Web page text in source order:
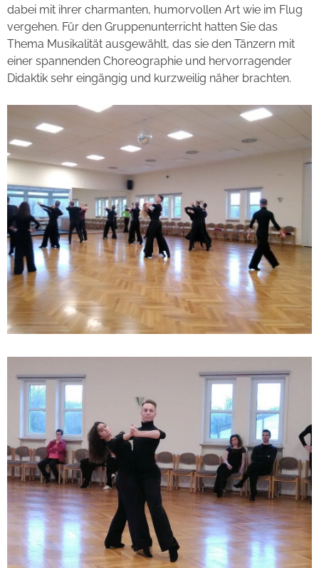
dabei mit ihrer charmanten, humorvollen Art wie im Flug
vergehen. Für den Gruppenunterricht hatten Sie das
Thema Musikalität ausgewählt, das sie den Tänzern mit
einer spannenden Choreographie und hervorragender
Didaktik sehr eingängig und kurzweilig näher brachten.